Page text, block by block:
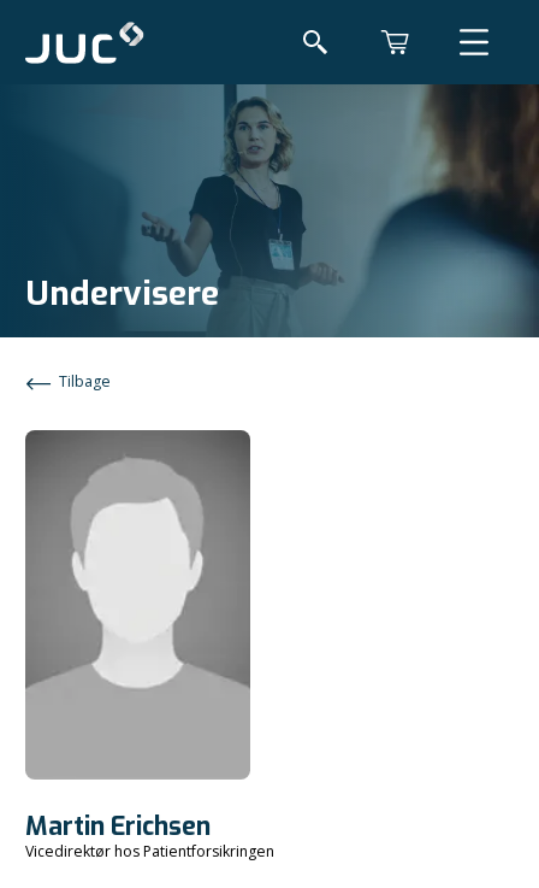
Undervisere
Tilbage
Martin Erichsen
Vicedirektør hos Patientforsikringen